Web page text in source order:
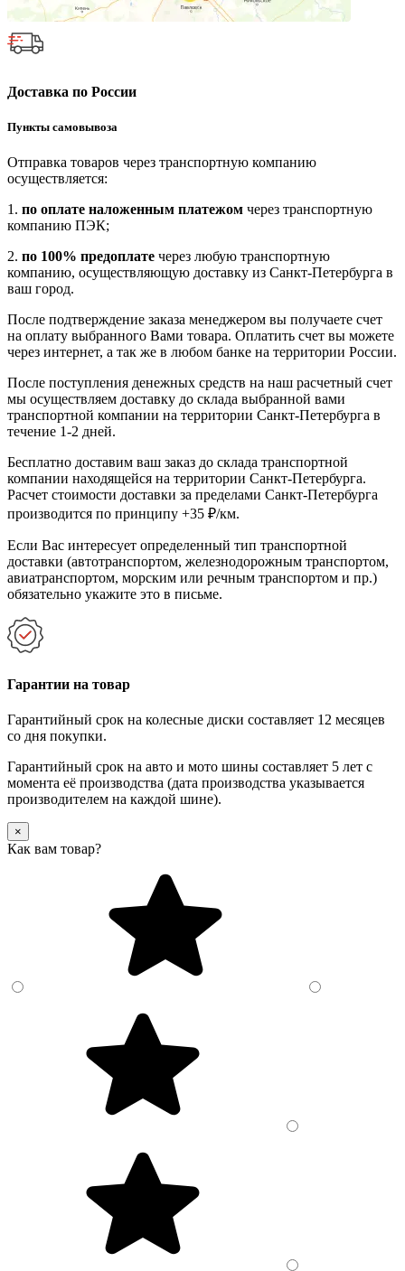
Доставка по России
Пункты самовывоза
Отправка товаров через транспортную компанию
осуществляется:
1. по оплате наложенным платежом через транспортную
компанию ПЭК;
2. по 100% предоплате через любую транспортную
компанию, осуществляющую доставку из Санкт-Петербурга в
ваш город.
После подтверждение заказа менеджером вы получаете счет
на оплату выбранного Вами товара. Оплатить счет вы можете
через интернет, а так же в любом банке на территории России.
После поступления денежных средств на наш расчетный счет
мы осуществляем доставку до склада выбранной вами
транспортной компании на территории Санкт-Петербурга в
течение 1-2 дней.
Бесплатно доставим ваш заказ до склада транспортной
компании находящейся на территории Санкт-Петербурга.
Расчет стоимости доставки за пределами Санкт-Петербурга
производится по принципу +35 ₽/км.
Если Вас интересует определенный тип транспортной
доставки (автотранспортом, железнодорожным транспортом,
авиатранспортом, морским или речным транспортом и пр.)
обязательно укажите это в письме.
Гарантии на товар
Гарантийный срок на колесные диски составляет 12 месяцев
со дня покупки.
Гарантийный срок на авто и мото шины составляет 5 лет с
момента её производства (дата производства указывается
производителем на каждой шине).
×
Как вам товар?